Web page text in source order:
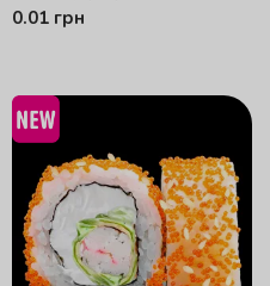
0.01 грн